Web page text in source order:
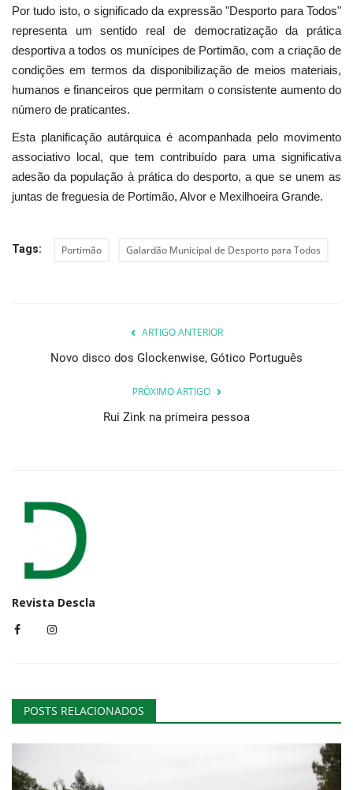
Por tudo isto, o significado da expressão "Desporto para Todos"
representa um sentido real de democratização da prática
desportiva a todos os munícipes de Portimão, com a criação de
condições em termos da disponibilização de meios materiais,
humanos e financeiros que permitam o consistente aumento do
número de praticantes.
Esta planificação autárquica é acompanhada pelo movimento
associativo local, que tem contribuído para uma significativa
adesão da população à prática do desporto, a que se unem as
juntas de freguesia de Portimão, Alvor e Mexilhoeira Grande.
Tags: Portimão Galardão Municipal de Desporto para Todos
ARTIGO ANTERIOR
Novo disco dos Glockenwise, Gótico Português
PRÓXIMO ARTIGO
Rui Zink na primeira pessoa
Revista Descla
POSTS RELACIONADOS